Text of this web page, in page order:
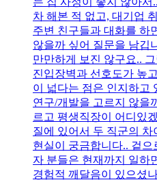
차 해본 적 없고, 대기업
주변 친구들과 대화를 하
않을까 싶어 질문을 남깁
만만하게 보진 않구요..
진입장벽과 선호도가 높
이 넓다는 점은 인지하고
연구/개발을 고르지 않을
르고 평생직장이 어디있
질에 있어서 두 직군의
현실이 궁금합니다.. 겉
자 분들은 현재까지 일하
경험적 깨달음이 있으셨